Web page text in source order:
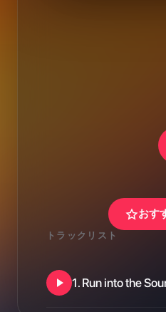
おす
トラックリスト
1. Run into the